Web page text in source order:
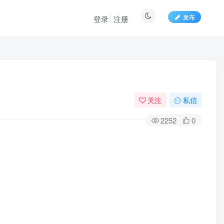
发布
登录 注册
关注 私信
2252 0